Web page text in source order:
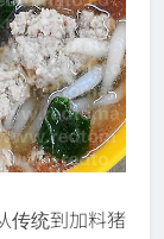
传统到加料猪